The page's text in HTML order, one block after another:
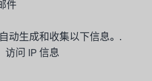
件
动生成和收集以下信息。.
访问 IP 信息